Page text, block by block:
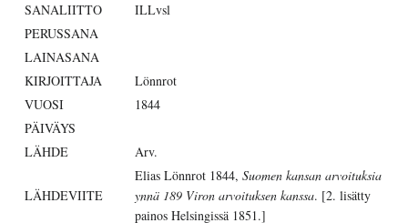
SANALIITTO
ILLvsl
PERUSSANA
LAINASANA
KIRJOITTAJA
Lönnrot
VUOSI
1844
PÄIVÄYS
LÄHDE
Arv.
LÄHDEVIITE
Elias Lönnrot 1844, Suomen kansan arvoituksia
ynnä 189 Viron arvoituksen kanssa. [2. lisätty
painos Helsingissä 1851.]